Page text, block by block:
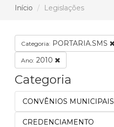
Início Legislações
Categoria: PORTARIA.SMS
Ano: 2010
Categoria
CONVÊNIOS MUNICIPAIS
CREDENCIAMENTO